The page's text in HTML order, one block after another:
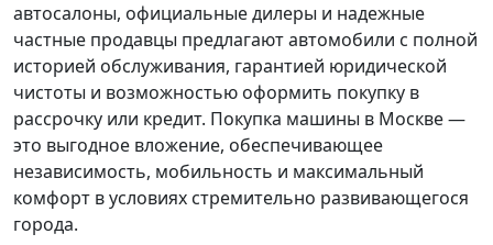
автосалоны, официальные дилеры и надежные
частные продавцы предлагают автомобили с полной
историей обслуживания, гарантией юридической
чистоты и возможностью оформить покупку в
рассрочку или кредит. Покупка машины в Москве —
это выгодное вложение, обеспечивающее
независимость, мобильность и максимальный
комфорт в условиях стремительно развивающегося
города.